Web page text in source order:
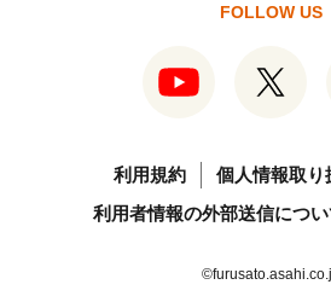
FOLLOW US
利用規約
個人情報取り
利用者情報の外部送信につい